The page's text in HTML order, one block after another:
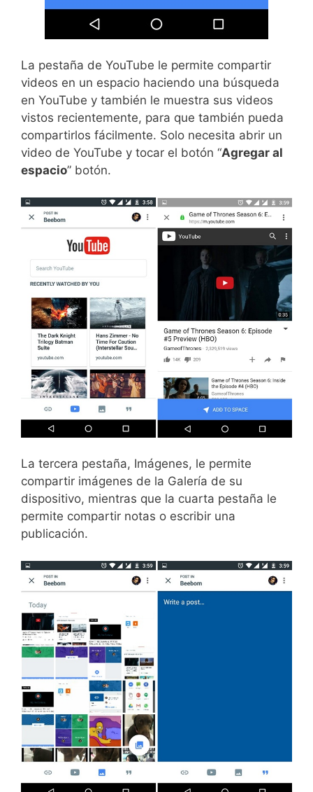
La pestaña de YouTube le permite compartir
videos en un espacio haciendo una búsqueda
en YouTube y también le muestra sus videos
vistos recientemente, para que también pueda
compartirlos fácilmente. Solo necesita abrir un
video de YouTube y tocar el botón “Agregar al
espacio” botón.
La tercera pestaña, Imágenes, le permite
compartir imágenes de la Galería de su
dispositivo, mientras que la cuarta pestaña le
permite compartir notas o escribir una
publicación.